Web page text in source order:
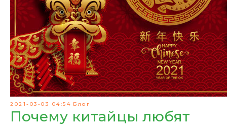
2021-03-03 04:54 Блог
Почему китайцы любят